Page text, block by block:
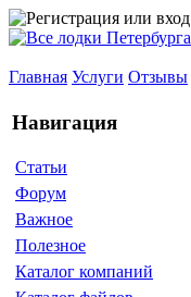
Главная Услуги Отзывы
Навигация
Статьи
Форум
Важное
Полезное
Каталог компаний